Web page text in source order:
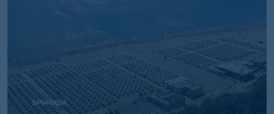
SPIAGGIA